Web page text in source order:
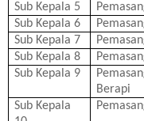
Sub Kepala 5
Sub Kepala 6
Sub Kepala 7
Sub Kepala 8
Sub Kepala 9
Berapi
Sub Kepala